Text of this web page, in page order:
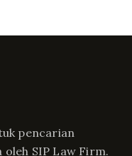
pencarian
SIP Law Firm.